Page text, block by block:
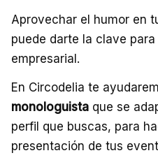
Aprovechar el humor en
puede darte la clave
empresarial.
En Circodelia te
monologuista que se
perfil que buscas, para
presentación de tus